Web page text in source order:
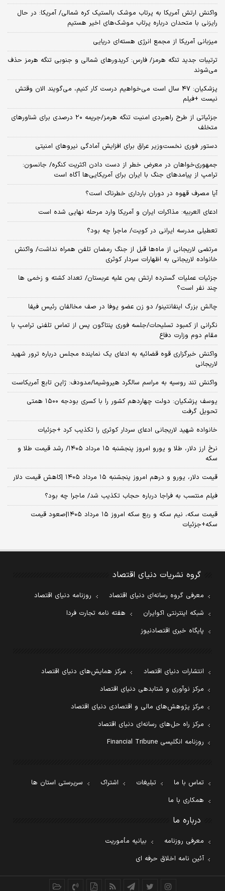
واکنش ارتش آمریکا به پرتاب موشک بالستیک کره شمالی/ آمریکا: در حال
رایزنی با متحدان درباره پرتاب موشک‌های اخیر هستیم
میزبانی آمریکا از مجمع انرژی هسته‌ای دریایی
ترتیبات جدید تنگه هرمز/ فارس: کریدورهای شمالی و جنوبی تنگه هرمز حذف
می‌شوند
پزشکیان: ۴۷ سال است می‌خواهیم درست کار کنیم، می‌گویند الان وقتش
نیست +فیلم
جزئیاتی از طرح راهبردی امنیت تنگه هرمز/جریمه ۲۰ درصدی برای شناورهای
متخلف
دستور فوری نخست‌وزیر عراق برای افزایش آمادگی نیروهای امنیتی
جمهوری‌خواهان در معرض خطر از دست دادن اکثریت کنگره/ جانسون:
ترامپ از پیامدهای جنگ با ایران برای آمریکایی‌ها آگاه است
آیا مصرف قهوه در دوران بارداری خطرناک است؟
ادعای العربیه: مذاکرات ایران و آمریکا وارد مرحله نهایی شده است
تعطیلی مدرسه ایرانی در کویت/ ماجرا چه بود؟
مرتضی لاریجانی از ماه‌ها قبل از جنگ رمضان تلفن همراه نداشت/ واکنش
خانواده لاریجانی به اظهارات سردار کوثری
جزئیات عملیات گسترده ارتش یمن علیه عربستان/ تعداد کشته و زخمی ها
چند نفر است؟
چالش بزرگ اینفانتینو/ دو زن عضو یوفا در صف مخالفان رئیس فیفا
نگرانی از کمبود تسلیحات/جلسه فوری پنتاگون پس از تماس تلفنی ترامپ با
مقام دوم وزارت دفاع
واکنش خبرگزاری قوه قضائیه به ادعای یک نماینده مجلس درباره ترور شهید
لاریجانی
واکنش تند روسیه به مراسم سالگرد هیروشیما/مدودف: ژاپن تابع آمریکاست
یوسف پزشکیان: دولت چهاردهم کشور را با کسری بودجه ۱۵۰۰ همتی
تحویل گرفت
خانواده شهید لاریجانی ادعای سردار کوثری را تکذیب کرد +جزئیات
نرخ ارز دلار، طلا و یورو امروز پنجشنبه ۱۵ مرداد ۱۴۰۵/ رشد قیمت طلا و
سکه
قیمت دلار، یورو و درهم امروز پنجشنبه ۱۵ مرداد ۱۴۰۵ |کاهش قیمت دلار
فیلم منتسب به فراجا درباره حجاب تکذیب شد/ ماجرا چه بود؟
قیمت سکه، نیم سکه و ربع سکه امروز ۱۵ مرداد ۱۴۰۵|صعود قیمت
سکه+جزئیات
گروه نشریات دنیای اقتصاد
معرفی گروه رسانه‌ای دنیای اقتصاد
روزنامه دنیای اقتصاد
شبکه اینترنتی اکوایران
هفته نامه تجارت فردا
پایگاه خبری اقتصادنیوز
انتشارات دنیای اقتصاد
مرکز همایش‌های دنیای اقتصاد
مرکز نوآوری و شتابدهی دنیای اقتصاد
مرکز پژوهش‌های مالی و اقتصادی دنیای اقتصاد
مرکز راه حل‌های رسانه‌ای دنیای اقتصاد
روزنامه انگلیسی Financial Tribune
تماس با ما تبلیغات اشتراک
سرپرستی استان ها
همکاری با ما
درباره ما
معرفی روزنامه
بیانیه مأموریت
آئین نامه اخلاق حرفه ای